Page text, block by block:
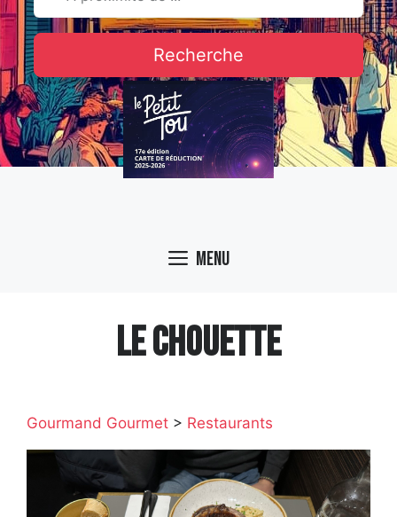
Recherche
Menu
LE CHOUETTE
Gourmand Gourmet > Restaurants